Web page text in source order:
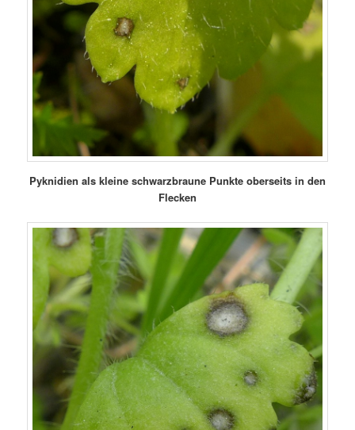
Pyknidien als kleine schwarzbraune Punkte oberseits in den
Flecken